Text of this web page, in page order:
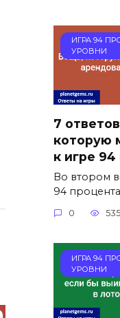
ИГРА 94
УРОВНИ
7
которую
к игре
Во втором
94
0 535
ИГРА 94
УРОВНИ